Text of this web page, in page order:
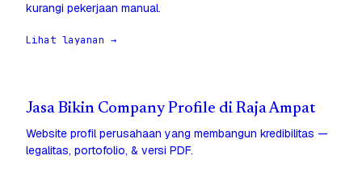
kurangi pekerjaan manual.
Lihat layanan →
Jasa Bikin Company Profile di Raja Ampat
Website profil perusahaan yang membangun kredibilitas —
legalitas, portofolio, & versi PDF.